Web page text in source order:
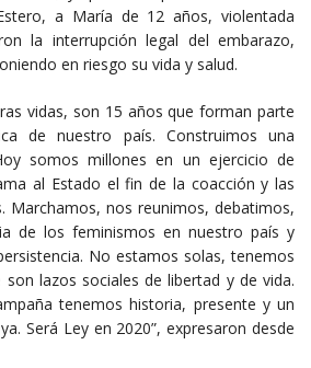
a María de 12 años, violentada
la interrupción legal del embarazo,
en riesgo su vida y salud.
vidas, son 15 años que forman parte
de nuestro país. Construimos una
somos millones en un ejercicio de
al Estado el fin de la coacción y las
Marchamos, nos reunimos, debatimos,
de los feminismos en nuestro país y
No estamos solas, tenemos
lazos sociales de libertad y de vida.
tenemos historia, presente y un
Será Ley en 2020”, expresaron desde